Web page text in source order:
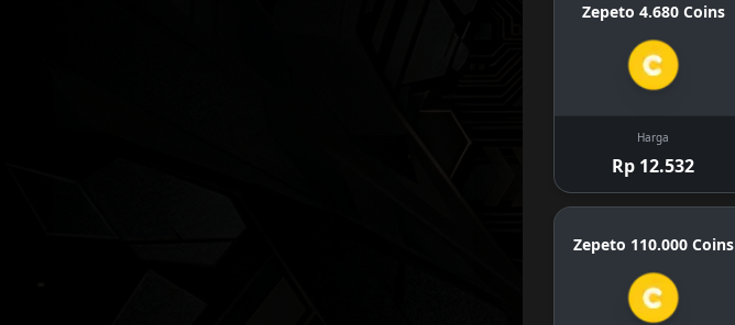
Zepeto 4.680 Coins
Harga
Rp 12.532
Zepeto 110.000 Coins